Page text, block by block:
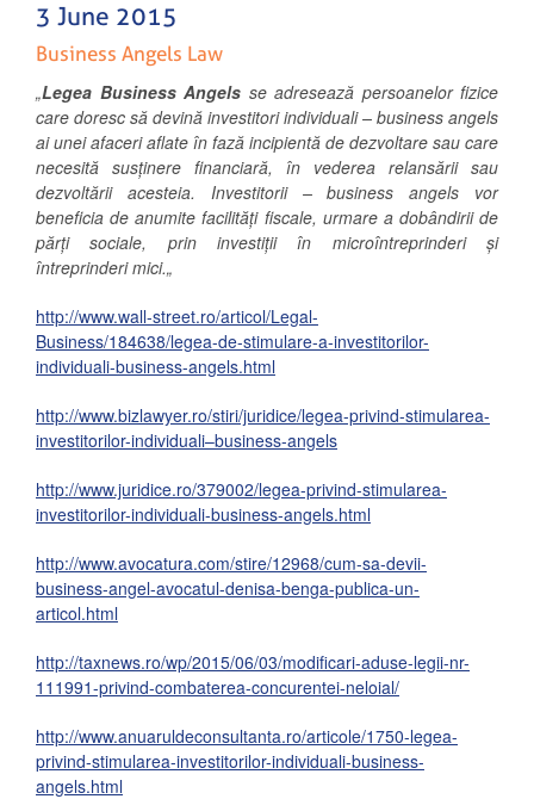
3 June 2015
Business Angels Law
„Legea Business Angels se adresează persoanelor fizice
care doresc să devină investitori individuali – business angels
ai unei afaceri aflate în fază incipientă de dezvoltare sau care
necesită susținere financiară, în vederea relansării sau
dezvoltării acesteia. Investitorii – business angels vor
beneficia de anumite facilități fiscale, urmare a dobândirii de
părți sociale, prin investiții în microîntreprinderi și
întreprinderi mici.„
http://www.wall-street.ro/articol/Legal-
Business/184638/legea-de-stimulare-a-investitorilor-
individuali-business-angels.html
http://www.bizlawyer.ro/stiri/juridice/legea-privind-stimularea-
investitorilor-individuali–business-angels
http://www.juridice.ro/379002/legea-privind-stimularea-
investitorilor-individuali-business-angels.html
http://www.avocatura.com/stire/12968/cum-sa-devii-
business-angel-avocatul-denisa-benga-publica-un-
articol.html
http://taxnews.ro/wp/2015/06/03/modificari-aduse-legii-nr-
111991-privind-combaterea-concurentei-neloial/
http://www.anuaruldeconsultanta.ro/articole/1750-legea-
privind-stimularea-investitorilor-individuali-business-
angels.html